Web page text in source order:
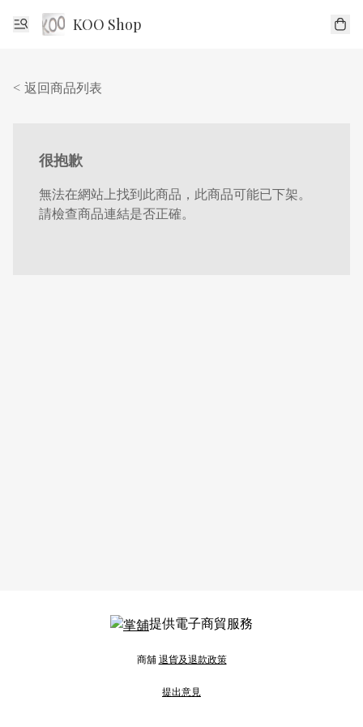
KOO Shop
< 返回商品列表
很抱歉
無法在網站上找到此商品，此商品可能已下架。
請檢查商品連結是否正確。
提供電子商貿服務
商舖退貨及退款政策
提出意見